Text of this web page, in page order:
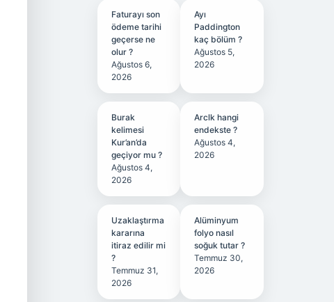
Faturayı son
ödeme tarihi
geçerse ne
olur ?
Ağustos 6,
2026
Ayı
Paddington
kaç bölüm ?
Ağustos 5,
2026
Burak
kelimesi
Kur’an’da
geçiyor mu ?
Ağustos 4,
2026
Arclk hangi
endekste ?
Ağustos 4,
2026
Uzaklaştırma
kararına
itiraz edilir mi
?
Temmuz 31,
2026
Alüminyum
folyo nasıl
soğuk tutar ?
Temmuz 30,
2026